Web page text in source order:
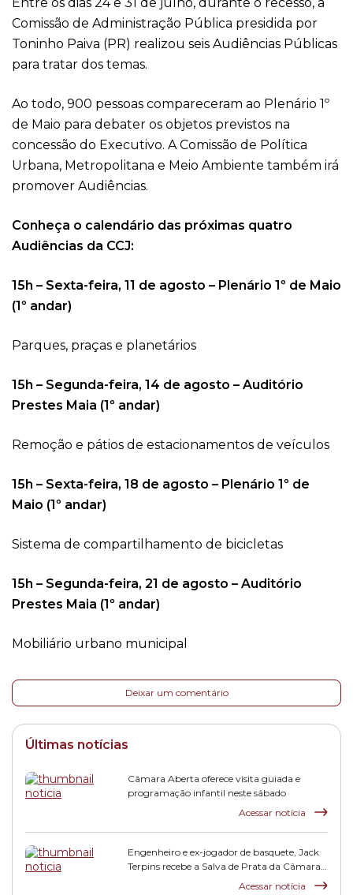
Comissão de Administração Pública presidida por
Toninho Paiva (PR) realizou seis Audiências Públicas
para tratar dos temas.
Ao todo, 900 pessoas compareceram ao Plenário 1º
de Maio para debater os objetos previstos na
concessão do Executivo. A Comissão de Política
Urbana, Metropolitana e Meio Ambiente também irá
promover Audiências.
Conheça o calendário das próximas quatro
Audiências da CCJ:
15h – Sexta-feira, 11 de agosto – Plenário 1º de Maio
(1º andar)
Parques, praças e planetários
15h – Segunda-feira, 14 de agosto – Auditório
Prestes Maia (1º andar)
Remoção e pátios de estacionamentos de veículos
15h – Sexta-feira, 18 de agosto – Plenário 1º de
Maio (1º andar)
Sistema de compartilhamento de bicicletas
15h – Segunda-feira, 21 de agosto – Auditório
Prestes Maia (1º andar)
Mobiliário urbano municipal
Deixar um comentário
Últimas notícias
Câmara Aberta oferece visita guiada e
programação infantil neste sábado
Acessar notícia
Engenheiro e ex-jogador de basquete, Jack
Terpins recebe a Salva de Prata da Câmara
Acessar notícia